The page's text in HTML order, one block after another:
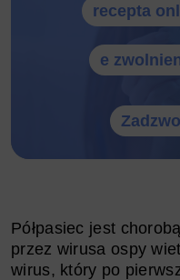
recepta
e
Półpasiec jest
przez wirusa ospy
wirus, który po